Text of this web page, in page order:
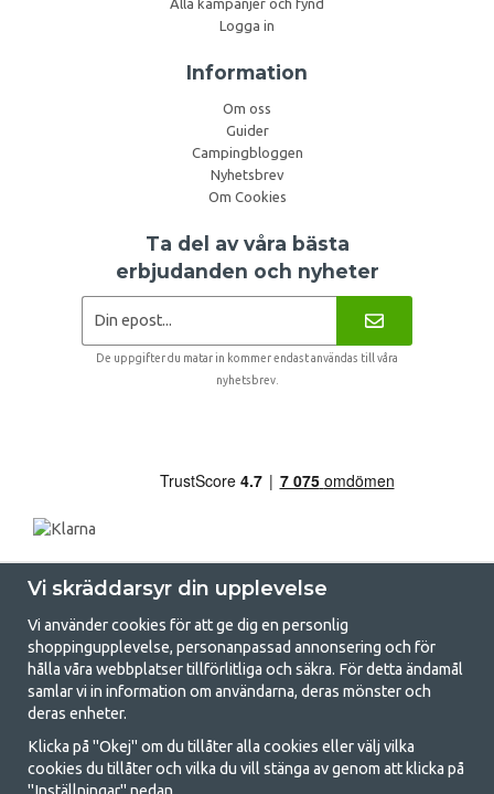
Logga in
Information
Om oss
Guider
Campingbloggen
Nyhetsbrev
Om Cookies
Ta del av våra bästa
erbjudanden och nyheter
De uppgifter du matar in kommer endast användas till våra
nyhetsbrev.
GetCamping.se - Din butik för camping
och uteliv
Att campa kan antingen vara en livsstil eller ett sätt att samla familjen
Vi skräddarsyr din upplevelse
Vi använder cookies för att ge dig en personlig
shoppingupplevelse, personanpassad annonsering och för
hålla våra webbplatser tillförlitliga och säkra. För detta ändamål
samlar vi in information om användarna, deras mönster och
deras enheter.
Klicka på "Okej" om du tillåter alla cookies eller välj vilka
cookies du tillåter och vilka du vill stänga av genom att klicka på